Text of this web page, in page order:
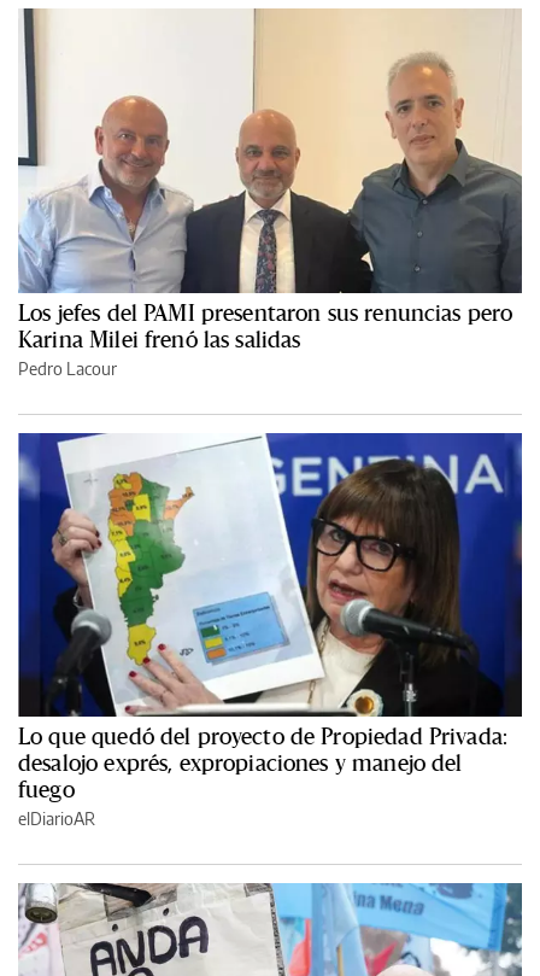
Los jefes del PAMI presentaron sus renuncias pero
Karina Milei frenó las salidas
Pedro Lacour
Lo que quedó del proyecto de Propiedad Privada:
desalojo exprés, expropiaciones y manejo del
fuego
elDiarioAR